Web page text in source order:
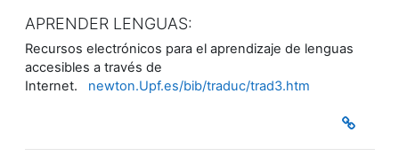
APRENDER LENGUAS:
Recursos electrónicos para el aprendizaje de lenguas
accesibles a través de
Internet. newton.Upf.es/bib/traduc/trad3.htm